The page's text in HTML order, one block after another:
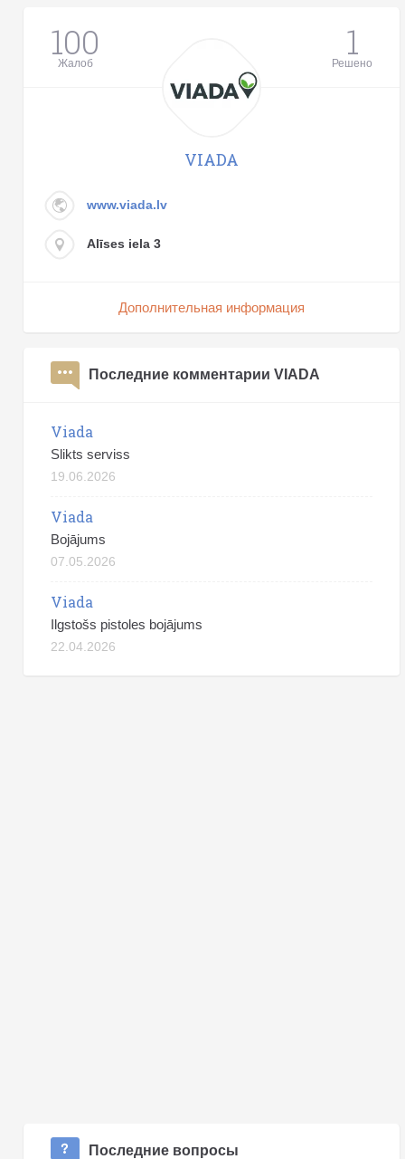
100
Жалоб 1
Решено
VIADA
www.viada.lv
Alīses iela 3
Дополнительная информация
Последние комментарии VIADA
Viada
Slikts serviss
19.06.2026
Viada
Bojājums
07.05.2026
Viada
Ilgstošs pistoles bojājums
22.04.2026
Последние вопросы